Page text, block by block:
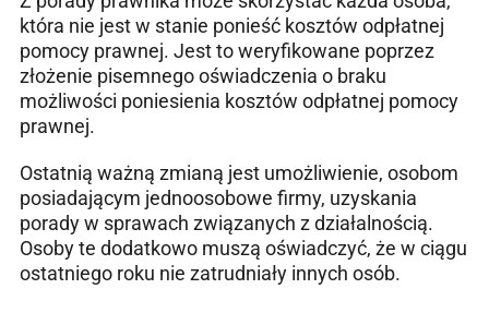
która nie jest w stanie ponieść kosztów odpłatnej
pomocy prawnej. Jest to weryfikowane poprzez
złożenie pisemnego oświadczenia o braku
możliwości poniesienia kosztów odpłatnej pomocy
prawnej.
Ostatnią ważną zmianą jest umożliwienie, osobom
posiadającym jednoosobowe firmy, uzyskania
porady w sprawach związanych z działalnością.
Osoby te dodatkowo muszą oświadczyć, że w ciągu
ostatniego roku nie zatrudniały innych osób.